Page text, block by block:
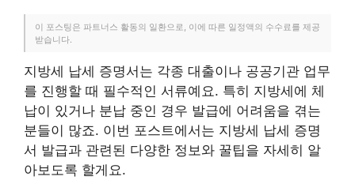
이 포스팅은 파트너스 활동의 일환으로, 이에 따른 일정액의 수수료를 제공
받습니다.
지방세 납세 증명서는 각종 대출이나 공공기관 업무
를 진행할 때 필수적인 서류예요. 특히 지방세에 체
납이 있거나 분납 중인 경우 발급에 어려움을 겪는
분들이 많죠. 이번 포스트에서는 지방세 납세 증명
서 발급과 관련된 다양한 정보와 꿀팁을 자세히 알
아보도록 할게요.